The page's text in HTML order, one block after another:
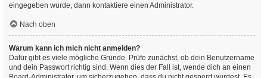
eingegeben wurde, dann kontaktiere einen Administrator.
Nach oben
Warum kann ich mich nicht anmelden?
Dafür gibt es viele mögliche Gründe. Prüfe zunächst, ob dein Benutzername
und dein Passwort richtig sind. Wenn dies der Fall ist, wende dich an einen